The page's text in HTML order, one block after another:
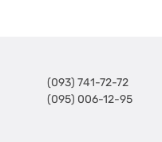
(093) 741-72-72
(095) 006-12-95